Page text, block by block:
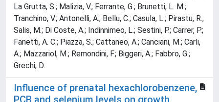
La Grutta, S.; Malizia, V.; Ferrante, G.; Brunetti, L. M.;
Tranchino, V.; Antonelli, A.; Bellu, C.; Casula, L.; Pirastu, R.;
Salis, M.; Di Coste, A.; Indinnimeo, L.; Sestini, P.; Carrer, P.;
Fanetti, A. C.; Piazza, S.; Cattaneo, A.; Canciani, M.; Carli,
A.; Mazzariol, M.; Remondini, F.; Biggeri, A.; Fabbro, G.;
Grechi, D.
Influence of prenatal hexachlorobenzene,